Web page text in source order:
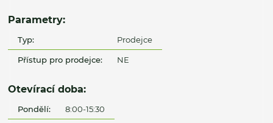
Parametry:
Typ: Prodejce
Přístup pro prodejce: NE
Otevírací doba:
Pondělí: 8:00-15:30